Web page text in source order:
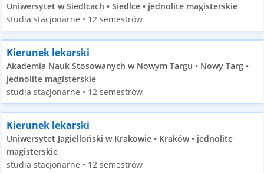
Uniwersytet w Siedlcach • Siedlce • jednolite magisterskie
studia stacjonarne • 12 semestrów
Kierunek lekarski
Akademia Nauk Stosowanych w Nowym Targu • Nowy Targ •
jednolite magisterskie
studia stacjonarne • 12 semestrów
Kierunek lekarski
Uniwersytet Jagielloński w Krakowie • Kraków • jednolite
magisterskie
studia stacjonarne • 12 semestrów